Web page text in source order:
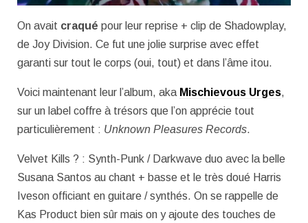
On avait craqué pour leur reprise + clip de Shadowplay,
de Joy Division. Ce fut une jolie surprise avec effet
garanti sur tout le corps (oui, tout) et dans l’âme itou.
Voici maintenant leur l’album, aka Mischievous Urges,
sur un label coffre à trésors que l’on apprécie tout
particulièrement : Unknown Pleasures Records.
Velvet Kills ? : Synth-Punk / Darkwave duo avec la belle
Susana Santos au chant + basse et le très doué Harris
Iveson officiant en guitare / synthés. On se rappelle de
Kas Product bien sûr mais on y ajoute des touches de